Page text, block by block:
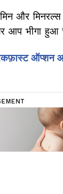
और
भीगा हुआ